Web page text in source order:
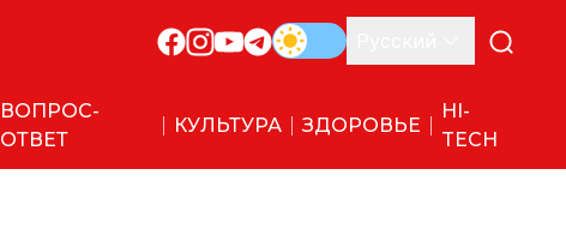
ВОПРОС-
ОТВЕТ
КУЛЬТУРА ЗДОРОВЬЕ
HI-
TECH